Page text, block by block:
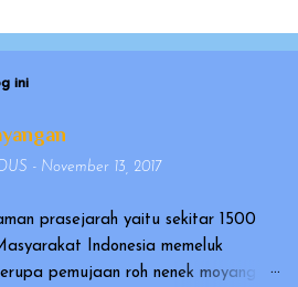
ini
- November 13, 2017
prasejarah yaitu sekitar 1500
Indonesia memeluk
pemujaan roh nenek moyang